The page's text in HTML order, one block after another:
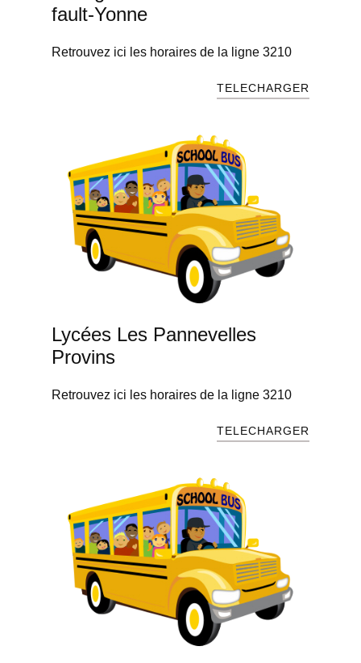
fault-Yonne
Retrouvez ici les horaires de la ligne 3210
TELECHARGER
Lycées Les Pannevelles
Provins
Retrouvez ici les horaires de la ligne 3210
TELECHARGER